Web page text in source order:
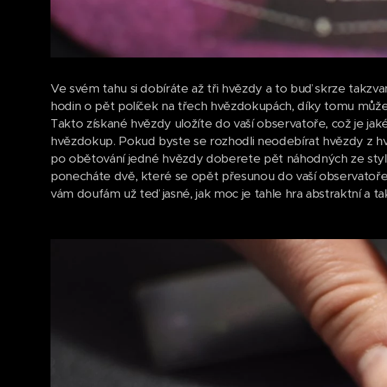
Ve svém tahu si dobíráte až tři hvězdy a to buď skrze
hodin o pět políček na třech hvězdokupách, díky tomu
Takto získané hvězdy uložíte do vaší observatoře, což je
hvězdokup. Pokud byste se rozhodli neodebírat hvězdy z
po obětování jedné hvězdy doberete pět náhodných ze
ponecháte dvě, které se opět přesunou do vaší
vám doufám už teď jasné, jak moc je tahle hra abstraktní a